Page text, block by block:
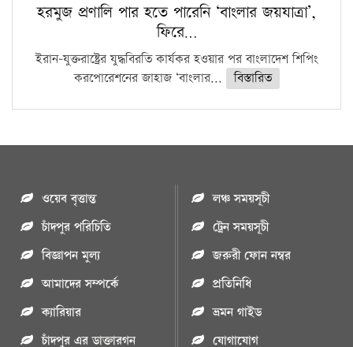
হরমুজ প্রণালি পার হতে পারেনি ‘বাংলার জয়যাত্রা’,
ফিরে…
ইরান-যুক্তরাষ্ট্রের যুদ্ধবিরতি কার্যকর হওয়ার পর বাংলাদেশ শিপিং
করপোরেশনের জাহাজ ‘বাংলার...
বিস্তারিত
ওয়েব বৃত্তান্ত
চাঁদপুর পরিচিতি
বিজ্ঞাপন মুল্য
আমাদের সম্পর্কে
ক্যারিয়ার
চাঁদপুর এর ডাক্তারগন
লঞ্চ সময়সূচী
ট্রেন সময়সূচী
জরুরী ফোন নম্বর
প্রতিনিধি
ভ্রমন গাইড
যোগাযোগ